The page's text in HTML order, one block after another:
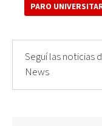
PARO
Seguí las noticias
News